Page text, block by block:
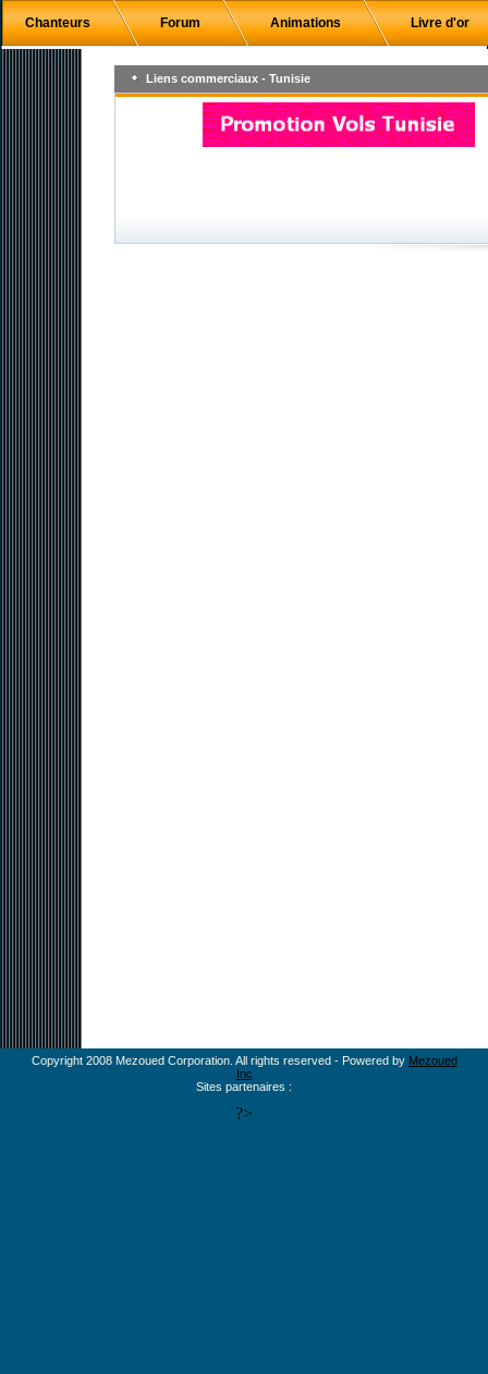
Chanteurs Forum Animations Livre d'or
Liens commerciaux - Tunisie
Copyright 2008 Mezoued Corporation. All rights reserved - Powered by Mezoued
Inc
Sites partenaires :
?>